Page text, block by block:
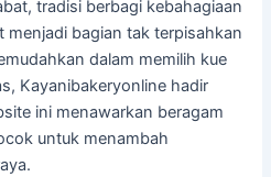
tradisi berbagi kebahagiaan
menjadi bagian tak terpisahkan
dalam memilih kue
Kayanibakeryonline hadir
ini menawarkan beragam
untuk menambah